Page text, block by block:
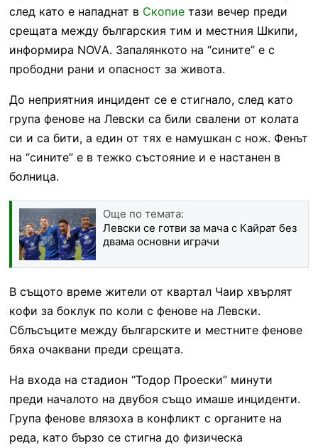
след като е нападнат в Скопиетази вечер преди
срещата между българския тим и местния Шкипи,
информира NOVА. Запалянкото на “сините” е с
прободни рани и опасност за живота.
До неприятния инцидент се е стигнало, след като
група фенове на Левски са били свалени от колата
си и са бити, а един от тях е намушкан с нож. Фенът
на “сините” е в тежко състояние и е настанен в
болница.
Още по темата:
Левски се готви за мача с Кайрат без
двама основни играчи
В същото време жители от квартал Чаир хвърлят
кофи за боклук по коли с фенове на Левски.
Сблъсъците между българските и местните фенове
бяха очаквани преди срещата.
На входа на стадион “Тодор Проески” минути
преди началото на двубоя също имаше инциденти.
Група фенове влязоха в конфликт с органите на
реда, като бързо се стигна до физическа